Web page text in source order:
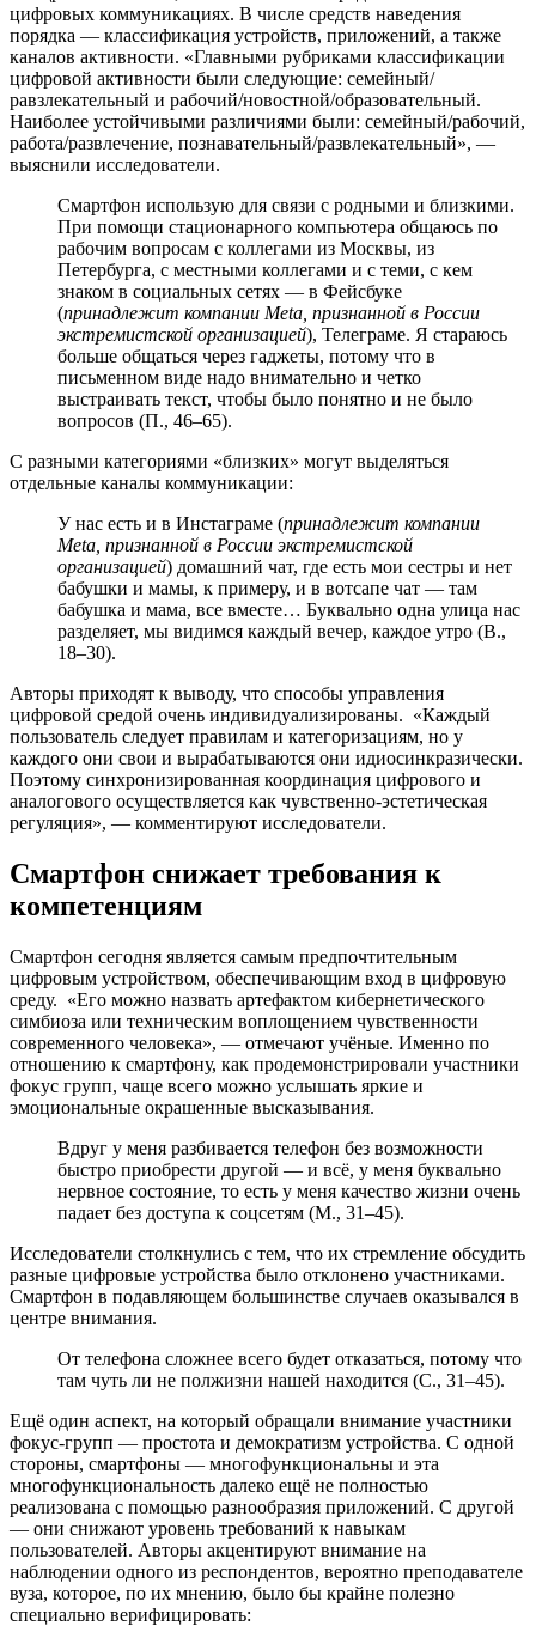
цифровых коммуникациях. В числе средств наведения
порядка — классификация устройств, приложений, а также
каналов активности. «Главными рубриками классификации
цифровой активности были следующие: семейный/
равзлекательный и рабочий/новостной/образовательный.
Наиболее устойчивыми различиями были: семейный/рабочий,
работа/развлечение, познавательный/развлекательный», —
выяснили исследователи.
Смартфон использую для связи с родными и близкими.
При помощи стационарного компьютера общаюсь по
рабочим вопросам с коллегами из Москвы, из
Петербурга, с местными коллегами и с теми, с кем
знаком в социальных сетях — в Фейсбуке
(принадлежит компании Meta, признанной в России
экстремистской организацией), Телеграме. Я стараюсь
больше общаться через гаджеты, потому что в
письменном виде надо внимательно и четко
выстраивать текст, чтобы было понятно и не было
вопросов (П., 46–65).
С разными категориями «близких» могут выделяться
отдельные каналы коммуникации:
У нас есть и в Инстаграме (принадлежит компании
Meta, признанной в России экстремистской
организацией) домашний чат, где есть мои сестры и нет
бабушки и мамы, к примеру, и в вотсапе чат — там
бабушка и мама, все вместе… Буквально одна улица нас
разделяет, мы видимся каждый вечер, каждое утро (В.,
18–30).
Авторы приходят к выводу, что способы управления
цифровой средой очень индивидуализированы. «Каждый
пользователь следует правилам и категоризациям, но у
каждого они свои и вырабатываются они идиосинкразически.
Поэтому синхронизированная координация цифрового и
аналогового осуществляется как чувственно-эстетическая
регуляция», — комментируют исследователи.
Смартфон снижает требования к
компетенциям
Смартфон сегодня является самым предпочтительным
цифровым устройством, обеспечивающим вход в цифровую
среду. «Его можно назвать артефактом кибернетического
симбиоза или техническим воплощением чувственности
современного человека», — отмечают учёные. Именно по
отношению к смартфону, как продемонстрировали участники
фокус групп, чаще всего можно услышать яркие и
эмоциональные окрашенные высказывания.
Вдруг у меня разбивается телефон без возможности
быстро приобрести другой — и всё, у меня буквально
нервное состояние, то есть у меня качество жизни очень
падает без доступа к соцсетям (М., 31–45).
Исследователи столкнулись с тем, что их стремление обсудить
разные цифровые устройства было отклонено участниками.
Смартфон в подавляющем большинстве случаев оказывался в
центре внимания.
От телефона сложнее всего будет отказаться, потому что
там чуть ли не полжизни нашей находится (С., 31–45).
Ещё один аспект, на который обращали внимание участники
фокус-групп — простота и демократизм устройства. С одной
стороны, смартфоны — многофункциональны и эта
многофункциональность далеко ещё не полностью
реализована с помощью разнообразия приложений. С другой
— они снижают уровень требований к навыкам
пользователей. Авторы акцентируют внимание на
наблюдении одного из респондентов, вероятно преподавателе
вуза, которое, по их мнению, было бы крайне полезно
специально верифицировать: